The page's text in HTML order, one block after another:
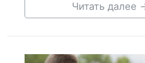
Читать далее